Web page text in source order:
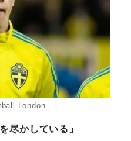
London
尽かしている」